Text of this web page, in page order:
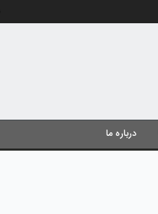
درباره ما